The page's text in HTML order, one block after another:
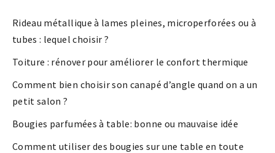
Rideau métallique à lames pleines, microperforées ou à
tubes : lequel choisir ?
Toiture : rénover pour améliorer le confort thermique
Comment bien choisir son canapé d’angle quand on a un
petit salon ?
Bougies parfumées à table: bonne ou mauvaise idée
Comment utiliser des bougies sur une table en toute